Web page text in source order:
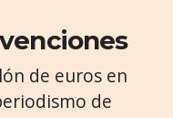
de euros en
de